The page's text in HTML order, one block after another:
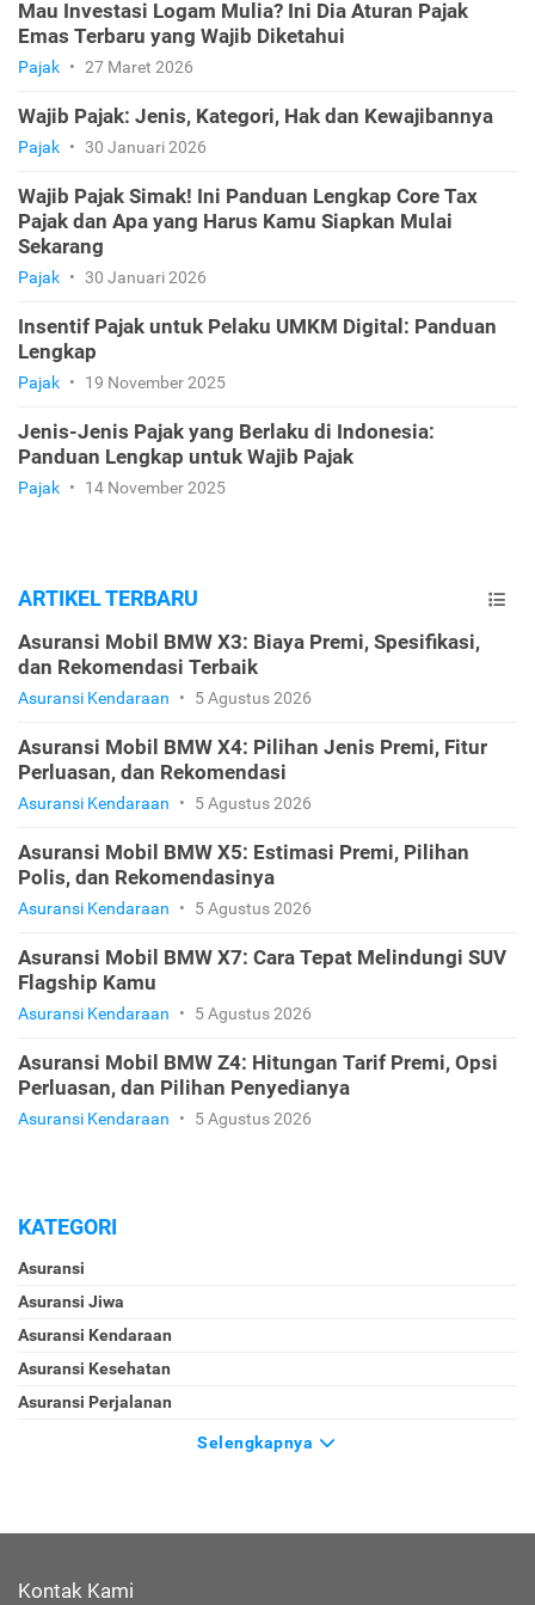
Mau Investasi Logam Mulia? Ini Dia Aturan Pajak
Emas Terbaru yang Wajib Diketahui
Pajak • 27 Maret 2026
Wajib Pajak: Jenis, Kategori, Hak dan Kewajibannya
Pajak • 30 Januari 2026
Wajib Pajak Simak! Ini Panduan Lengkap Core Tax
Pajak dan Apa yang Harus Kamu Siapkan Mulai
Sekarang
Pajak • 30 Januari 2026
Insentif Pajak untuk Pelaku UMKM Digital: Panduan
Lengkap
Pajak • 19 November 2025
Jenis-Jenis Pajak yang Berlaku di Indonesia:
Panduan Lengkap untuk Wajib Pajak
Pajak • 14 November 2025
ARTIKEL TERBARU
Asuransi Mobil BMW X3: Biaya Premi, Spesifikasi,
dan Rekomendasi Terbaik
Asuransi Kendaraan • 5 Agustus 2026
Asuransi Mobil BMW X4: Pilihan Jenis Premi, Fitur
Perluasan, dan Rekomendasi
Asuransi Kendaraan • 5 Agustus 2026
Asuransi Mobil BMW X5: Estimasi Premi, Pilihan
Polis, dan Rekomendasinya
Asuransi Kendaraan • 5 Agustus 2026
Asuransi Mobil BMW X7: Cara Tepat Melindungi SUV
Flagship Kamu
Asuransi Kendaraan • 5 Agustus 2026
Asuransi Mobil BMW Z4: Hitungan Tarif Premi, Opsi
Perluasan, dan Pilihan Penyedianya
Asuransi Kendaraan • 5 Agustus 2026
KATEGORI
Asuransi
Asuransi Jiwa
Asuransi Kendaraan
Asuransi Kesehatan
Asuransi Perjalanan
Selengkapnya
Kontak Kami